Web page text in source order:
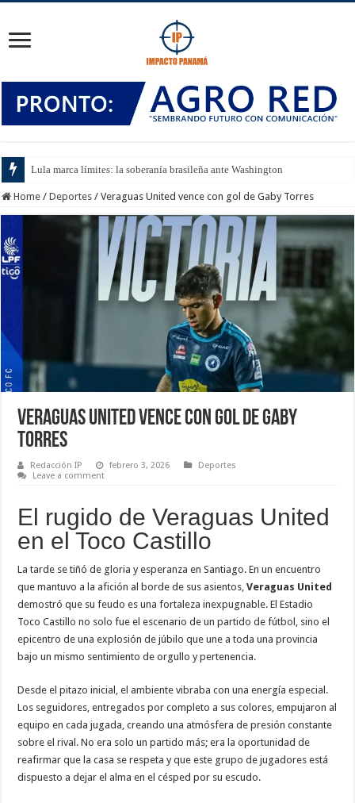
Lula marca límites: la soberanía brasileña ante Washington
Home / Deportes / Veraguas United vence con gol de Gaby Torres
Veraguas United vence con gol de Gaby
Torres
Redacción IP febrero 3, 2026
Deportes
Leave a comment
El rugido de Veraguas United
en el Toco Castillo
La tarde se tiñó de gloria y esperanza en Santiago. En un encuentro
que mantuvo a la afición al borde de sus asientos,Veraguas United
demostró que su feudo es una fortaleza inexpugnable. El Estadio
Toco Castillo no solo fue el escenario de un partido de fútbol, sino el
epicentro de una explosión de júbilo que une a toda una provincia
bajo un mismo sentimiento de orgullo y pertenencia.
Desde el pitazo inicial, el ambiente vibraba con una energía especial.
Los seguidores, entregados por completo a sus colores, empujaron al
equipo en cada jugada, creando una atmósfera de presión constante
sobre el rival. No era solo un partido más; era la oportunidad de
reafirmar que la casa se respeta y que este grupo de jugadores está
dispuesto a dejar el alma en el césped por su escudo.